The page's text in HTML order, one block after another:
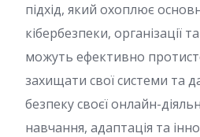
підхід, який охоплює
кібербезпеки, організації
можуть ефективно
захищати свої системи та
безпеку своєї онлайн-
навчання, адаптація та